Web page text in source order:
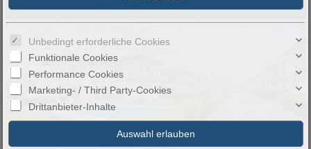
Unbedingt erforderliche Cookies
Funktionale Cookies
Performance Cookies
Marketing- / Third Party-Cookies
Drittanbieter-Inhalte